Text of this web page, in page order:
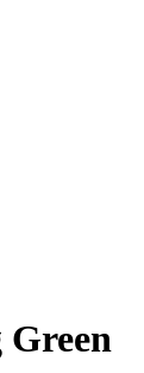
Green